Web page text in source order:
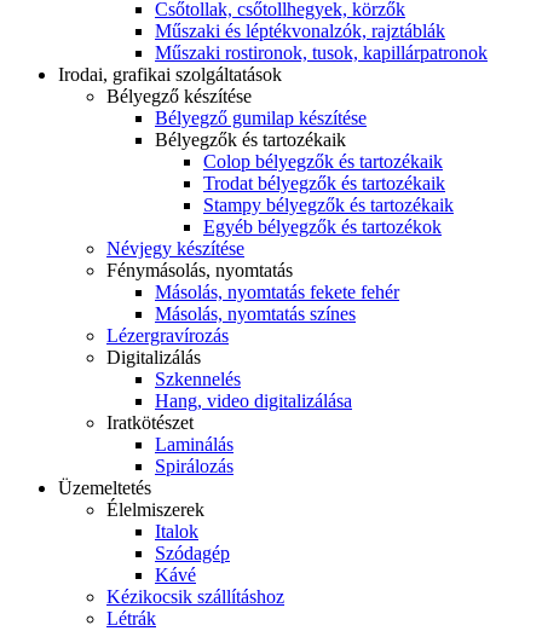
Csőtollak, csőtollhegyek, körzők
Műszaki és léptékvonalzók, rajztáblák
Műszaki rostironok, tusok, kapillárpatronok
Irodai, grafikai szolgáltatások
Bélyegző készítése
Bélyegző gumilap készítése
Bélyegzők és tartozékaik
Colop bélyegzők és tartozékaik
Trodat bélyegzők és tartozékaik
Stampy bélyegzők és tartozékaik
Egyéb bélyegzők és tartozékok
Névjegy készítése
Fénymásolás, nyomtatás
Másolás, nyomtatás fekete fehér
Másolás, nyomtatás színes
Lézergravírozás
Digitalizálás
Szkennelés
Hang, video digitalizálása
Iratkötészet
Laminálás
Spirálozás
Üzemeltetés
Élelmiszerek
Italok
Szódagép
Kávé
Kézikocsik szállításhoz
Létrák